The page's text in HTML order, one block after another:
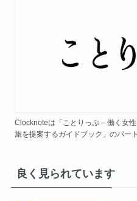
Clocknoteは「ことりっぷ – 働く女
旅を提案するガイドブック」のパー
良く見られています